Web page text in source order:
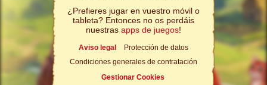
¿Prefieres jugar en vuestro móvil o
tableta? Entonces no os perdáis
nuestras apps de juegos!
Aviso legal
Protección de datos
Condiciones generales de contratación
Gestionar Cookies